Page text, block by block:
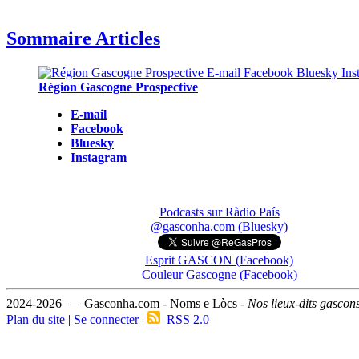
Sommaire Articles
Région Gascogne Prospective
E-mail
Facebook
Bluesky
Instagram
Podcasts sur Ràdio País
@gasconha.com (Bluesky)
Esprit GASCON (Facebook)
Couleur Gascogne (Facebook)
2024-2026 — Gasconha.com - Noms e Lòcs - Nos lieux-dits
Plan du site | Se connecter| RSS 2.0